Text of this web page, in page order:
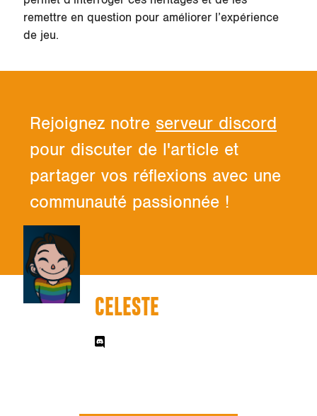
remettre en question pour améliorer l’expérience
de jeu.
Rejoignez notre serveur discord
pour discuter de l'article et
partager vos réflexions avec une
communauté passionnée !
CELESTE